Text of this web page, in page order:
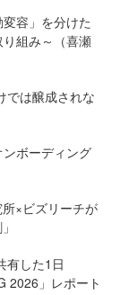
容」を分けた
組み～（喜瀬
は醸成されな
ボーディング
×ビズリーチが
有した1日
2026」レポート